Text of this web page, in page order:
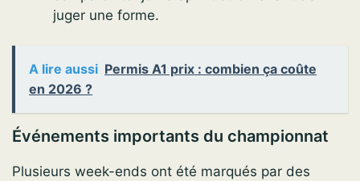
juger une forme.
A lire aussi Permis A1 prix : combien ça coûte
en 2026 ?
Événements importants du championnat
Plusieurs week-ends ont été marqués par des